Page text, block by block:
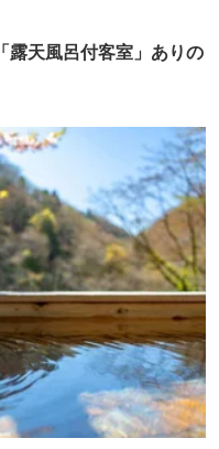
露天風呂付客室」ありの